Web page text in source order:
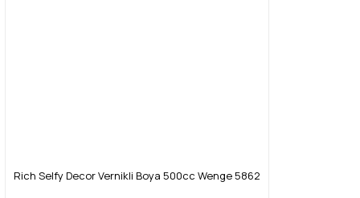
Rich Selfy Decor Vernikli Boya 500cc Wenge 5862